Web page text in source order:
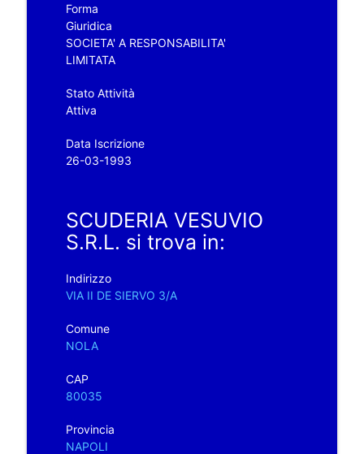
Forma
Giuridica
SOCIETA' A RESPONSABILITA'
LIMITATA
Stato Attività
Attiva
Data Iscrizione
26-03-1993
SCUDERIA VESUVIO
S.R.L. si trova in:
Indirizzo
VIA II DE SIERVO 3/A
Comune
NOLA
CAP
80035
Provincia
NAPOLI